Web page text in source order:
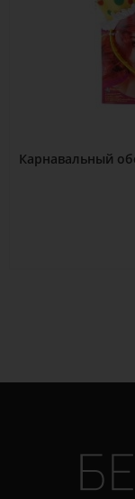
Карнавальный